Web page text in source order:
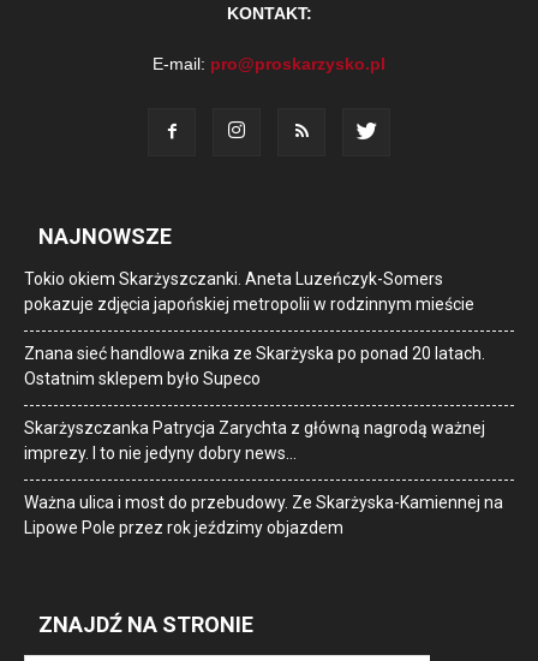
KONTAKT:
E-mail: pro@proskarzysko.pl
NAJNOWSZE
Tokio okiem Skarżyszczanki. Aneta Luzeńczyk-Somers
pokazuje zdjęcia japońskiej metropolii w rodzinnym mieście
Znana sieć handlowa znika ze Skarżyska po ponad 20 latach.
Ostatnim sklepem było Supeco
Skarżyszczanka Patrycja Zarychta z główną nagrodą ważnej
imprezy. I to nie jedyny dobry news…
Ważna ulica i most do przebudowy. Ze Skarżyska-Kamiennej na
Lipowe Pole przez rok jeździmy objazdem
ZNAJDŹ NA STRONIE